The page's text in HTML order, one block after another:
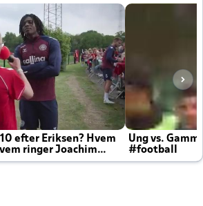
efter Eriksen? Hvem
ringer Joachim
Ung vs.
#football